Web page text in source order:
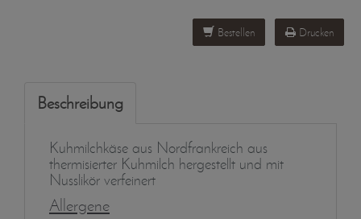
Bestellen Drucken
Beschreibung
Kuhmilchkäse aus Nordfrankreich aus
thermisierter Kuhmilch hergestellt und mit
Nusslikör verfeinert
Allergene